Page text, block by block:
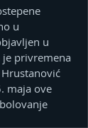
u
u
privremena
maja ove